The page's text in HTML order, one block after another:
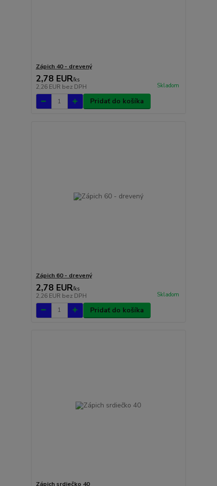
Zápich 40 - drevený
2,78 EUR/ks
2,26 EUR bez DPH Skladom
Pridať do košíka
Zápich 60 - drevený
2,78 EUR/ks
2,26 EUR bez DPH Skladom
Pridať do košíka
Zápich srdiečko 40